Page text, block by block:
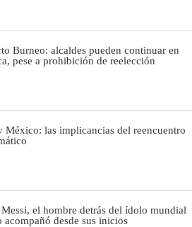
Burneo: alcaldes pueden continuar en
pese a prohibición de reelección
México: las implicancias del reencuentro
el hombre detrás del ídolo mundial
acompañó desde sus inicios